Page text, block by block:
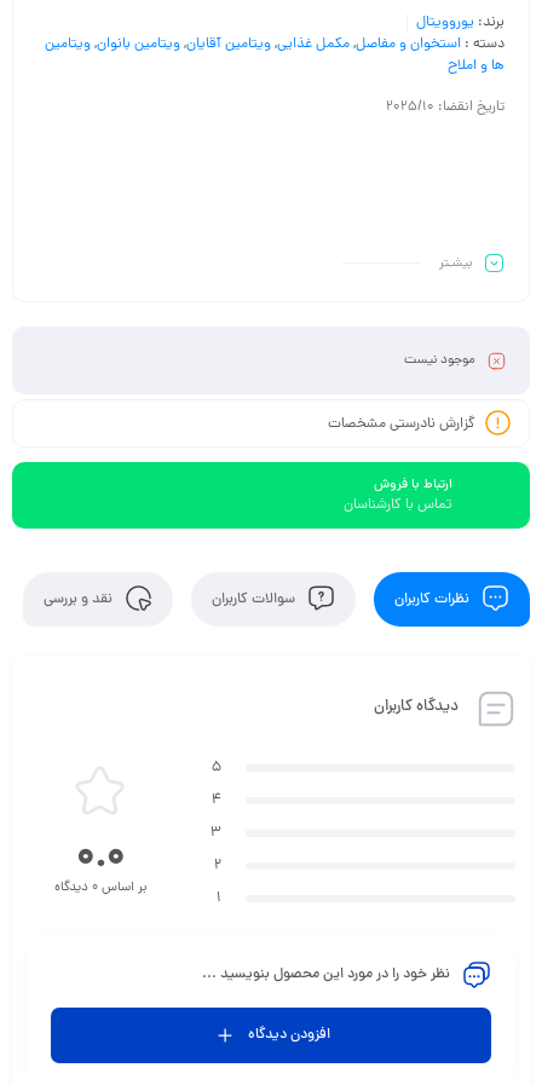
برند: یوروویتال
دسته : استخوان و مفاصل,مکمل غذایی,ویتامین آقایان,ویتامین بانوان,ویتامین
ها و املاح
تاریخ انقضا: 2025/10
بیشـتر
موجود نیست
گزارش نادرستی مشخصات
ارتباط با فروش
تماس با کارشناسان
نظرات کاربران سوالات کاربران نقد و بررسی
دیدگاه کاربران
5
4
3
2
1
0.0
بر اساس 0 دیدگاه
نظر خود را در مورد این محصول بنویسید ...
افزودن دیدگاه